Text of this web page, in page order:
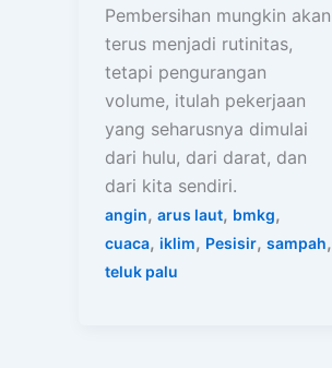
Pembersihan mungkin akan
terus menjadi rutinitas,
tetapi pengurangan
volume, itulah pekerjaan
yang seharusnya dimulai
dari hulu, dari darat, dan
dari kita sendiri.
angin, arus laut, bmkg,
cuaca, iklim, Pesisir, sampah,
teluk palu